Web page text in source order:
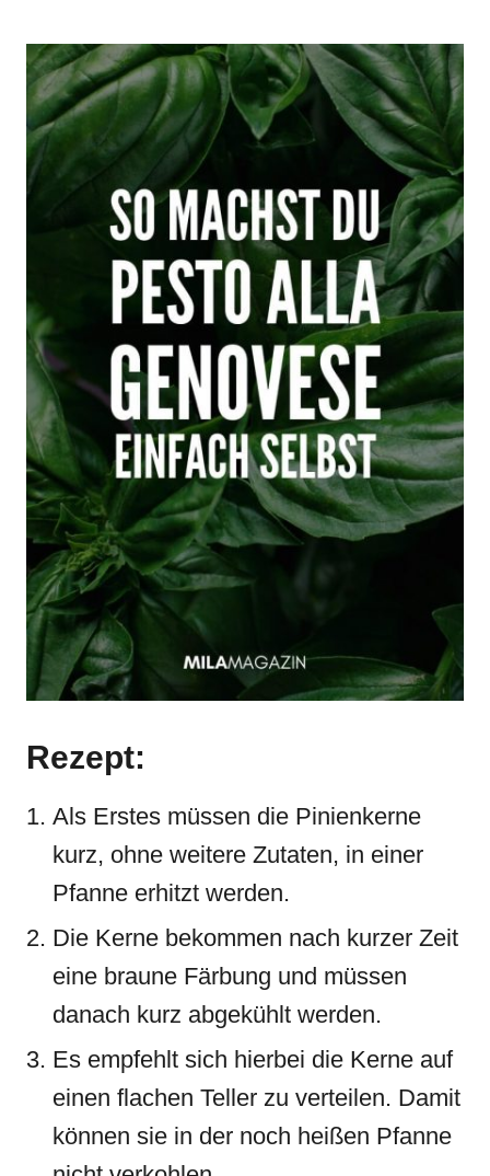
Rezept:
Als Erstes müssen die Pinienkerne
kurz, ohne weitere Zutaten, in einer
Pfanne erhitzt werden.
Die Kerne bekommen nach kurzer Zeit
eine braune Färbung und müssen
danach kurz abgekühlt werden.
Es empfehlt sich hierbei die Kerne auf
einen flachen Teller zu verteilen. Damit
können sie in der noch heißen Pfanne